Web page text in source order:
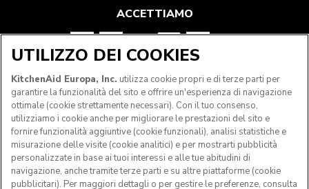
ACCETTIAMO
SEGUICI
UTILIZZO DEI COOKIES
KitchenAid Europa, Inc. utilizza cookie propri e di terze parti per
garantire la funzionalità del sito e offrire un'esperienza di navigazione
ottimale (cookie strettamente necessari). Con il tuo consenso,
utilizziamo i cookie anche per migliorare le prestazioni del sito e
fornire funzionalità aggiuntive (cookie funzionali), analisi statistiche e
misurazione delle visite (cookie analitici) e per mostrarti pubblicità
personalizzate in base ai tuoi interessi e alle tue abitudini di
navigazione, anche tramite terze parti e su altre piattaforme (cookie
pubblicitari). Per maggiori dettagli o per gestire le preferenze, consulta